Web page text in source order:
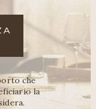
che
la